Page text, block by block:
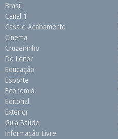
Brasil
Canal 1
Casa e Acabamento
Cinema
Cruzeirinho
Do Leitor
Educação
Esporte
Economia
Editorial
Exterior
Guia Saúde
Informação Livre